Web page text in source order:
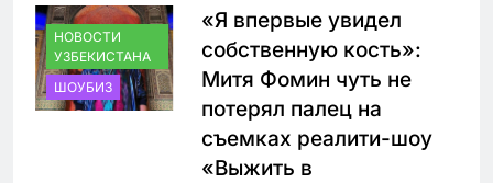
НОВОСТИ
УЗБЕКИСТАНА
ШОУБИЗ
«Я впервые увидел
собственную кость»:
Митя Фомин чуть не
потерял палец на
съемках реалити-шоу
«Выжить в